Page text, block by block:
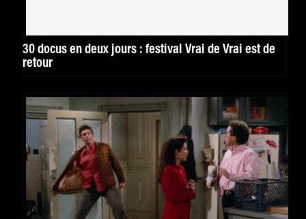
30 docus en deux jours : festival Vrai de Vrai est de
retour